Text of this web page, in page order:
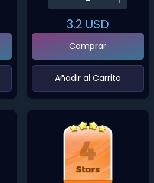
3.2 USD
Comprar
‌Añadir al Carrito‌